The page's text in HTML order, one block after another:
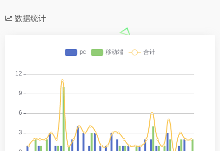
数据统计